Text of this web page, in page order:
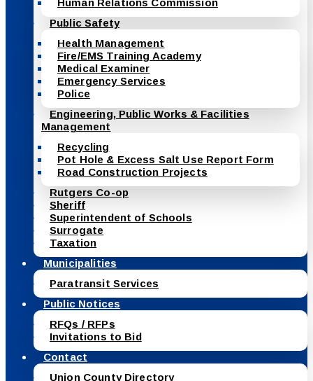
Human Relations Commission
Public Safety
Health Management
Fire/EMS Training Academy
Medical Examiner
Emergency Services
Police
Engineering, Public Works & Facilities
Management
Recycling
Pot Hole & Excess Salt Use Report Form
Road Construction Projects
Rutgers Co-op
Sheriff
Superintendent of Schools
Surrogate
Taxation
Municipalities
Paratransit Services
Public Notices
RFQs / RFPs
Invitations to Bid
Contact
Union County Directory